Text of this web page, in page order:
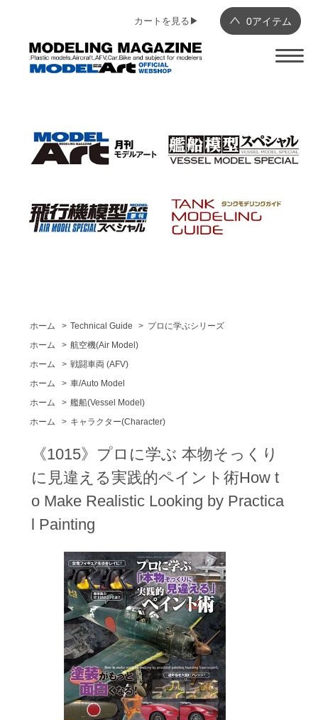
0アイテム
カートを見る▶︎
ホーム > Technical Guide > プロに学ぶシリーズ
ホーム
> 航空機(Air Model)
ホーム
> 戦闘車両 (AFV)
ホーム
> 車/Auto Model
ホーム
> 艦船(Vessel Model)
ホーム
> キャラクター(Character)
《1015》プロに学ぶ 本物そっくり
に見違える実践的ペイント術How t
o Make Realistic Looking by Practica
l Painting